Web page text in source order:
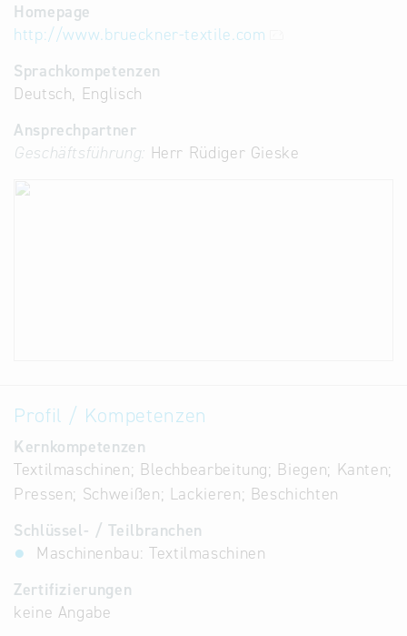
Homepage
http://www.brueckner-textile.com
Sprachkompetenzen
Deutsch, Englisch
Ansprechpartner
Geschäftsführung: Herr Rüdiger Gieske
Profil / Kompetenzen
Kernkompetenzen
Textilmaschinen; Blechbearbeitung; Biegen; Kanten;
Pressen; Schweißen; Lackieren; Beschichten
Schlüssel- / Teilbranchen
Maschinenbau: Textilmaschinen
Zertifizierungen
keine Angabe